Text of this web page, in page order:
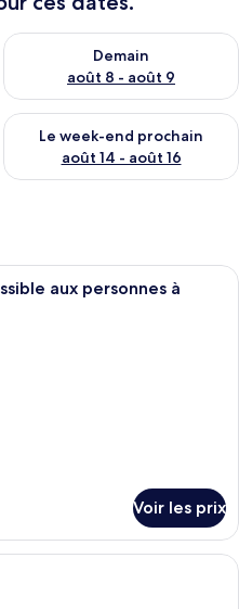
août 7 - août 8
Demain
août 8 - août 9
Vérifier la disponibilité pour
end août 7 - août 9
Le week-end prochain
août 14 - août 16
Vérifier la disponibilité pour
Bureau, fer et planche à repasser, lits
aux personnes à
Voir les prix
Bureau, fer et planche à repasser, lits